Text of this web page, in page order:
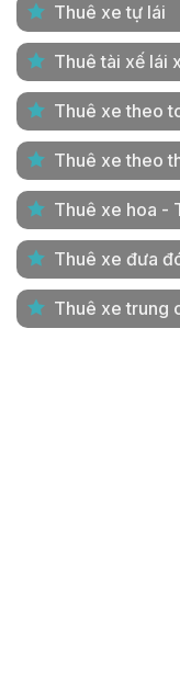
Thuê xe tự lái
Thuê tài xế lái
Thuê xe theo
Thuê xe theo
Thuê xe hoa -
Thuê xe đưa
Thuê xe trung